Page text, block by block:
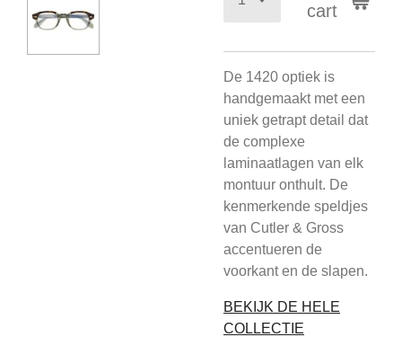
cart
De 1420 optiek is
handgemaakt met een
uniek getrapt detail dat
de complexe
laminaatlagen van elk
montuur onthult. De
kenmerkende speldjes
van Cutler & Gross
accentueren de
voorkant en de slapen.
BEKIJK DE HELE
COLLECTIE